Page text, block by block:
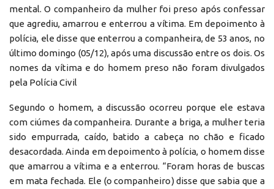
mental. O companheiro da mulher foi preso após confessar
que agrediu, amarrou e enterrou a vítima. Em depoimento à
polícia, ele disse que enterrou a companheira, de 53 anos, no
último domingo (05/12), após uma discussão entre os dois. Os
nomes da vítima e do homem preso não foram divulgados
pela Polícia Civil
Segundo o homem, a discussão ocorreu porque ele estava
com ciúmes da companheira. Durante a briga, a mulher teria
sido empurrada, caído, batido a cabeça no chão e ficado
desacordada. Ainda em depoimento à polícia, o homem disse
que amarrou a vítima e a enterrou. “Foram horas de buscas
em mata fechada. Ele (o companheiro) disse que sabia que a